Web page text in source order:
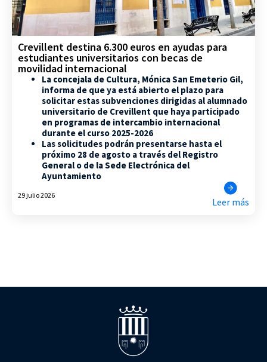
Crevillent destina 6.300 euros en ayudas para
estudiantes universitarios con becas de
movilidad internacional
La concejala de Cultura, Mónica San Emeterio Gil,
informa de que ya está abierto el plazo para
solicitar estas subvenciones dirigidas al alumnado
universitario de Crevillent que haya participado
en programas de intercambio internacional
durante el curso 2025-2026
Las solicitudes podrán presentarse hasta el
próximo 28 de agosto a través del Registro
General o de la Sede Electrónica del
Ayuntamiento
29 julio 2026
Leer más